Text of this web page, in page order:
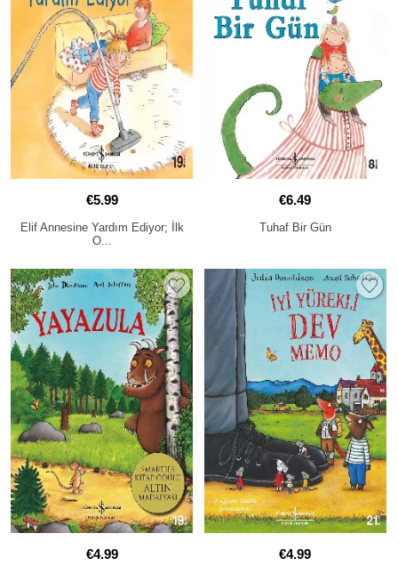
€5.99
Elif Annesine Yardım Ediyor; İlk
O...
€6.49
Tuhaf Bir Gün
€4.99 €4.99